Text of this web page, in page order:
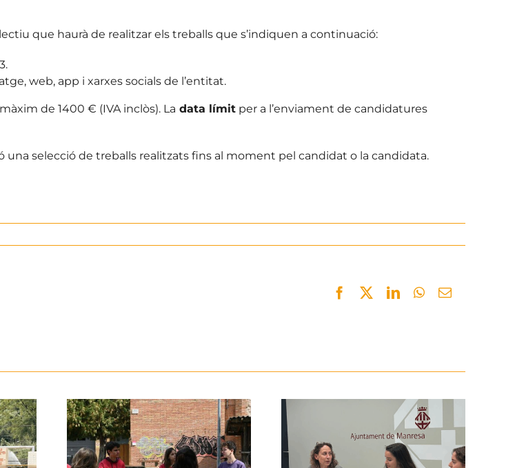
que haurà de realitzar els treballs que s’indiquen a continuació:
web, app i xarxes socials de l’entitat.
de 1400 € (IVA inclòs). La data límit per a l’enviament de candidatures
una selecció de treballs realitzats fins al moment pel candidat o la candidata.
Facebook
TwitterLinkedInWhatsApp
Email